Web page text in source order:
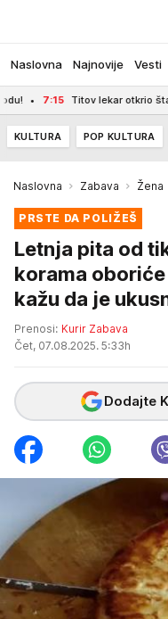
Naslovna Najnovije Vesti
Titov lekar otkrio šta je
KULTURA POP KULTURA
Naslovna Zabava Žena
PRSTE DA POLIŽEŠ
Letnja pita od
korama
kažu da je
Prenosi: Kurir Zabava
Čet, 07.08.2025. 5:33h
Dodajte